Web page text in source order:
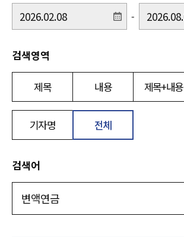
-
검색영역
제목 내용 제목+내용
기자명 전체
검색어